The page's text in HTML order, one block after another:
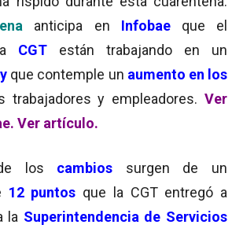
anticipa en Infobaeque el
CGT están trabajando en un
que contemple un aumento en los
trabajadores y empleadores. Ver
Ver artículo.
los cambios surgen de un
12 puntos que la CGT entregó a
la Superintendencia de Servicios